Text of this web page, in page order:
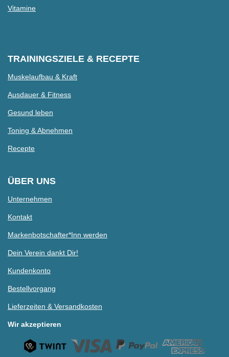
Vitamine
TRAININGSZIELE & RECEPTE
Muskelaufbau & Kraft
Ausdauer & Fitness
Gesund leben
Toning & Abnehmen
Recepte
ÜBER UNS
Unternehmen
Kontakt
Markenbotschafter*Inn werden
Dein Verein dankt Dir!
Kundenkonto
Bestellvorgang
Lieferzeiten & Versandkosten
Wir akzeptieren